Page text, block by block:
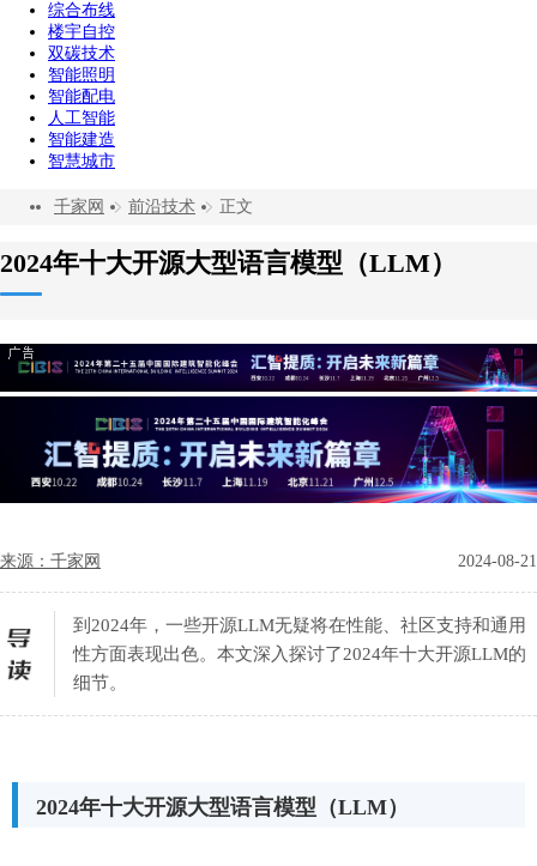
综合布线
楼宇自控
双碳技术
智能照明
智能配电
人工智能
智能建造
智慧城市
千家网 前沿技术 正文
2024年十大开源大型语言模型（LLM）
来源：千家网 2024-08-21
到2024年，一些开源LLM无疑将在性能、社区支持和通用
性方面表现出色。本文深入探讨了2024年十大开源LLM的
细节。
2024年十大开源大型语言模型（LLM）